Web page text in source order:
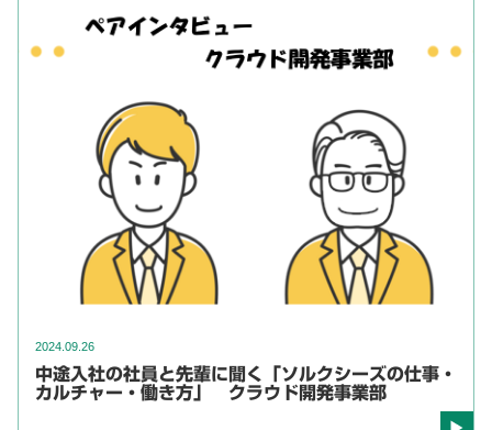
2024.09.26
中途入社の社員と先輩に聞く「ソルクシーズの仕事・
カルチャー・働き方」 クラウド開発事業部